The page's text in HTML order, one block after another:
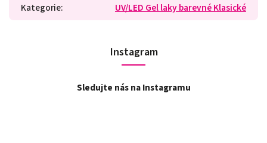
Kategorie: UV/LED Gel laky barevné Klasické
Instagram
Sledujte nás na Instagramu